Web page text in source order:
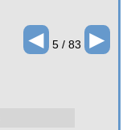
◄ 5 / 83 ►